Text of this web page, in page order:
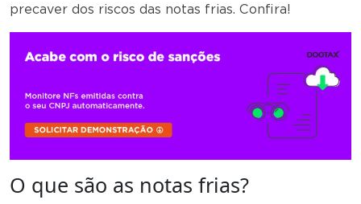
precaver dos riscos das notas frias. Confira!
O que são as notas frias?